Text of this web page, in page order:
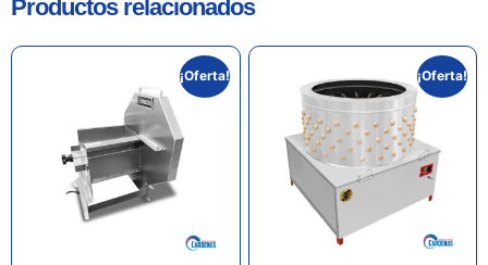
Productos relacionados
¡Oferta! ¡Oferta!